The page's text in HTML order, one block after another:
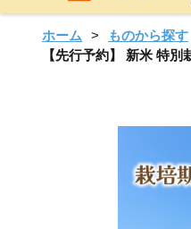
ホーム ものから探す
【先行予約】 新米 特